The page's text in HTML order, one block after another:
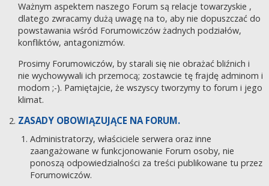
Ważnym aspektem naszego Forum są relacje towarzyskie ,
dlatego zwracamy dużą uwagę na to, aby nie dopuszczać do
powstawania wśród Forumowiczów żadnych podziałów,
konfliktów, antagonizmów.
Prosimy Forumowiczów, by starali się nie obrażać bliźnich i
nie wychowywali ich przemocą; zostawcie tę frajdę adminom i
modom ;-). Pamiętajcie, że wszyscy tworzymy to forum i jego
klimat.
ZASADY OBOWIĄZUJĄCE NA FORUM.
Administratorzy, właściciele serwera oraz inne
zaangażowane w funkcjonowanie Forum osoby, nie
ponoszą odpowiedzialności za treści publikowane tu przez
Forumowiczów.